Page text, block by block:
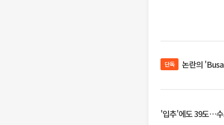
단독 논란의
'입추'에도 39도⋯